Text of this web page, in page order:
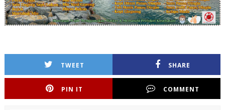
TWEET SHARE
PIN IT COMMENT